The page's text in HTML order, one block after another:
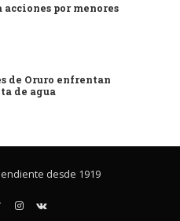
acciones por menores
de Oruro enfrentan
de agua
desde 1919